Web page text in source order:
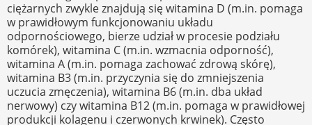
ciężarnych zwykle znajdują się witamina D (m.in. pomaga
w prawidłowym funkcjonowaniu układu
odpornościowego, bierze udział w procesie podziału
komórek), witamina C (m.in. wzmacnia odporność),
witamina A (m.in. pomaga zachować zdrową skórę),
witamina B3 (m.in. przyczynia się do zmniejszenia
uczucia zmęczenia), witamina B6 (m.in. dba układ
nerwowy) czy witamina B12 (m.in. pomaga w prawidłowej
produkcji kolagenu i czerwonych krwinek). Często